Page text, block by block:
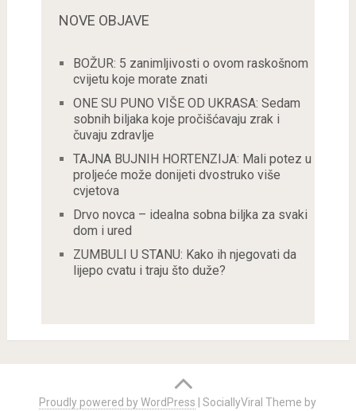
NOVE OBJAVE
BOŽUR: 5 zanimljivosti o ovom raskošnom
cvijetu koje morate znati
ONE SU PUNO VIŠE OD UKRASA: Sedam
sobnih biljaka koje pročišćavaju zrak i
čuvaju zdravlje
TAJNA BUJNIH HORTENZIJA: Mali potez u
proljeće može donijeti dvostruko više
cvjetova
Drvo novca – idealna sobna biljka za svaki
dom i ured
ZUMBULI U STANU: Kako ih njegovati da
lijepo cvatu i traju što duže?
Proudly powered by WordPress |SociallyViral Theme by